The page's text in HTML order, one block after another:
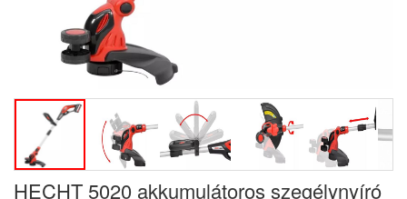
HECHT 5020 akkumulátoros szegélynyíró